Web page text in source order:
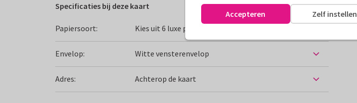
Specificaties bij deze kaart
Papiersoort: Kies uit 6 luxe papiersoorten
Envelop: Witte vensterenvelop
Adres: Achterop de kaart
Zelf instellen
Accepteren